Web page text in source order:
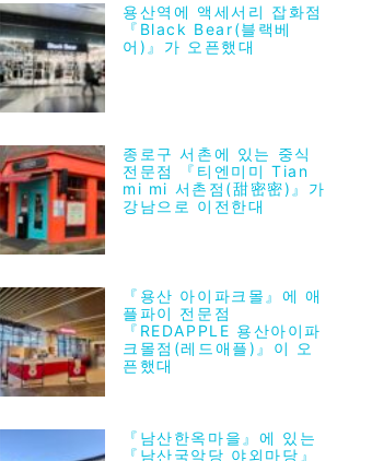
용산역에 액세서리 잡화점
『Black Bear(블랙베
어)』가 오픈했대
종로구 서촌에 있는 중식
전문점 『티엔미미 Tian
mi mi 서촌점(甜密密)』가
강남으로 이전한대
『용산 아이파크몰』에 애
플파이 전문점
『REDAPPLE 용산아이파
크몰점(레드애플)』이 오
픈했대
『남산한옥마을』에 있는
『남산국악당 야외마당』